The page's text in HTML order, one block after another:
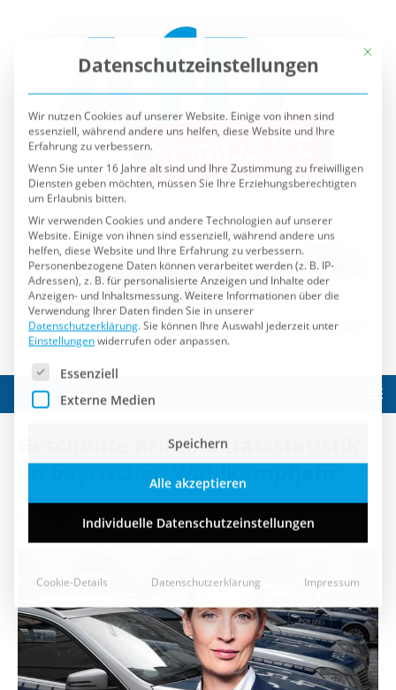
Geschönte Kriminalitätsstatistik
im bayrischen Wahlkampfjahr
23. April 2018
Datenschutzeinstellungen
Wir nutzen Cookies auf unserer Website. Einige von ihnen sind
Erfahrung zu verbessern.
Wenn Sie unter 16 Jahre alt sind und Ihre Zustimmung zu freiwilligen
um Erlaubnis bitten.
Wir verwenden Cookies und andere Technologien auf unserer
helfen, diese Website und Ihre Erfahrung zu verbessern.
Personenbezogene Daten können verarbeitet werden (z. B. IP-
Adressen), z. B. für personalisierte Anzeigen und Inhalte oder
Anzeigen- und Inhaltsmessung.Weitere Informationen über die
Verwendung Ihrer Daten finden Sie in unserer
Datenschutzerklärung.Sie können Ihre Auswahl jederzeit unter
Einstellungenwiderrufen oder anpassen.
Es folgt eine Liste der Service-Gruppen, für die eine
Essenziell
Externe Medien
Alle akzeptieren
Individuelle Datenschutzeinstellungen